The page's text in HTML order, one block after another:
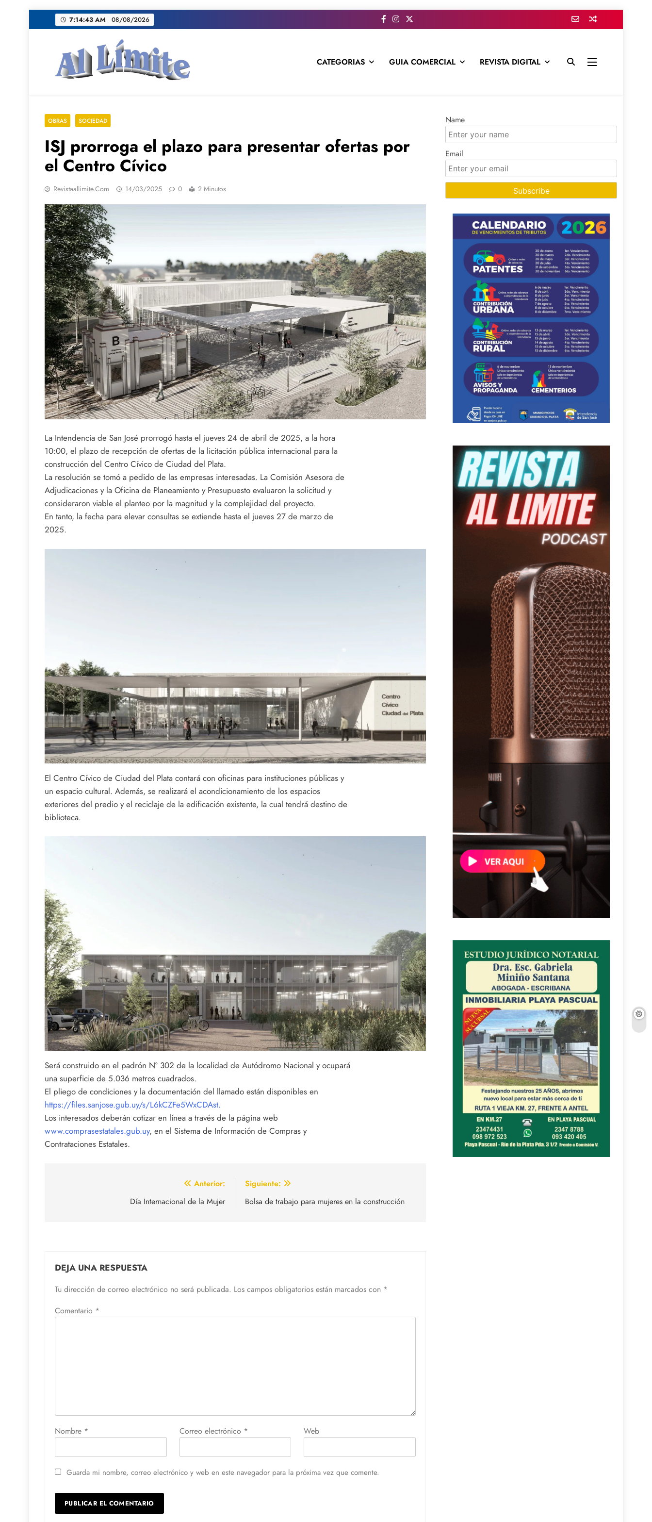
al
7:14:45 AM 08/08/2026
CATEGORIAS GUIA COMERCIAL REVISTA DIGITAL
OBRAS SOCIEDAD
ISJ prorroga el plazo para presentar ofertas por
el Centro Cívico
Revistaallimite.com 14/03/2025 0 2 Minutos
La Intendencia de San José prorrogó hasta el jueves 24 de abril de 2025, a la hora
10:00, el plazo de recepción de ofertas de la licitación pública internacional para la
construcción del Centro Cívico de Ciudad del Plata.
La resolución se tomó a pedido de las empresas interesadas. La Comisión Asesora de
Adjudicaciones y la Oficina de Planeamiento y Presupuesto evaluaron la solicitud y
consideraron viable el planteo por la magnitud y la complejidad del proyecto.
En tanto, la fecha para elevar consultas se extiende hasta el jueves 27 de marzo de
2025.
El Centro Cívico de Ciudad del Plata contará con oficinas para instituciones públicas y
un espacio cultural. Además, se realizará el acondicionamiento de los espacios
exteriores del predio y el reciclaje de la edificación existente, la cual tendrá destino de
biblioteca.
Será construido en el padrón Nº 302 de la localidad de Autódromo Nacional y ocupará
una superficie de 5.036 metros cuadrados.
El pliego de condiciones y la documentación del llamado están disponibles en
https://files.sanjose.gub.uy/s/L6kCZFe5WxCDAst.
Los interesados deberán cotizar en línea a través de la página web
www.comprasestatales.gub.uy, en el Sistema de Información de Compras y
Contrataciones Estatales.
Anterior:
Día Internacional de la Mujer
Siguiente:
Bolsa de trabajo para mujeres en la construcción
DEJA UNA RESPUESTA
Tu dirección de correo electrónico no será publicada. Los campos obligatorios están marcados con *
Comentario *
Nombre * Correo electrónico * Web
Guarda mi nombre, correo electrónico y web en este navegador para la próxima vez que comente.
Name
Email